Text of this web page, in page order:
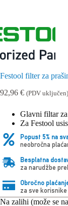
Festool filter za
92,96 € (PDV uključen)
Glavni filtar
Za Festool
Popust 5% na
neobročna
Besplatna
za narudžbe
Obročno
za sve
Na zalihi (može se